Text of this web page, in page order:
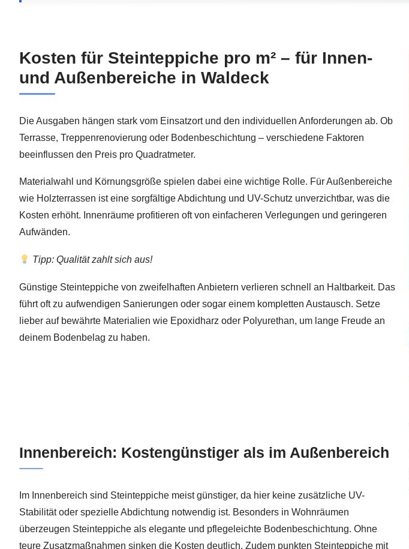
Kosten für Steinteppiche pro m² – für Innen-
und Außenbereiche in Waldeck
Die Ausgaben hängen stark vom Einsatzort und den individuellen Anforderungen ab. Ob
Terrasse, Treppenrenovierung oder Bodenbeschichtung – verschiedene Faktoren
beeinflussen den Preis pro Quadratmeter.
Materialwahl und Körnungsgröße spielen dabei eine wichtige Rolle. Für Außenbereiche
wie Holzterrassen ist eine sorgfältige Abdichtung und UV-Schutz unverzichtbar, was die
Kosten erhöht. Innenräume profitieren oft von einfacheren Verlegungen und geringeren
Aufwänden.
Tipp: Qualität zahlt sich aus!
Günstige Steinteppiche von zweifelhaften Anbietern verlieren schnell an Haltbarkeit. Das
führt oft zu aufwendigen Sanierungen oder sogar einem kompletten Austausch. Setze
lieber auf bewährte Materialien wie Epoxidharz oder Polyurethan, um lange Freude an
deinem Bodenbelag zu haben.
Innenbereich: Kostengünstiger als im Außenbereich
Im Innenbereich sind Steinteppiche meist günstiger, da hier keine zusätzliche UV-
Stabilität oder spezielle Abdichtung notwendig ist. Besonders in Wohnräumen
überzeugen Steinteppiche als elegante und pflegeleichte Bodenbeschichtung. Ohne
teure Zusatzmaßnahmen sinken die Kosten deutlich. Zudem punkten Steinteppiche mit